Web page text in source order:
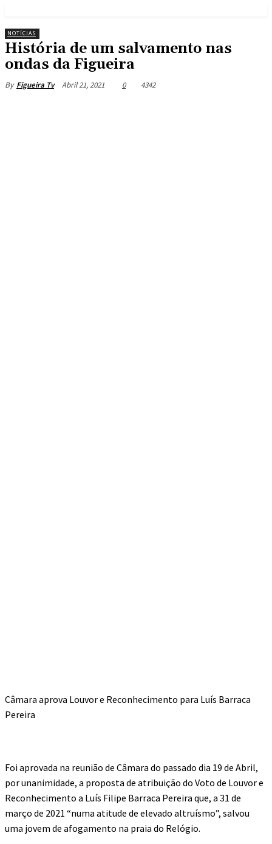
NOTÍCIAS
História de um salvamento nas
ondas da Figueira
By Figueira Tv Abril 21, 2021 0 4342
Câmara aprova Louvor e Reconhecimento para Luís Barraca
Pereira
Foi aprovada na reunião de Câmara do passado dia 19 de Abril,
por unanimidade, a proposta de atribuição do Voto de Louvor e
Reconhecimento a Luís Filipe Barraca Pereira que, a 31 de
março de 2021 “numa atitude de elevado altruísmo”, salvou
uma jovem de afogamento na praia do Relógio.